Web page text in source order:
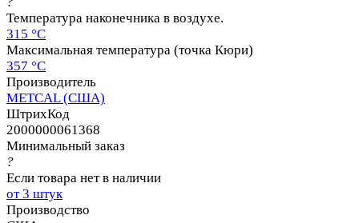
Температура наконечника в воздухе.
315 °C
Максимальная температура (точка Кюри)
357 °C
Производитель
METCAL (США)
ШтрихКод
2000000061368
Минимальный заказ
?
Если товара нет в наличии
от 3 штук
Производство